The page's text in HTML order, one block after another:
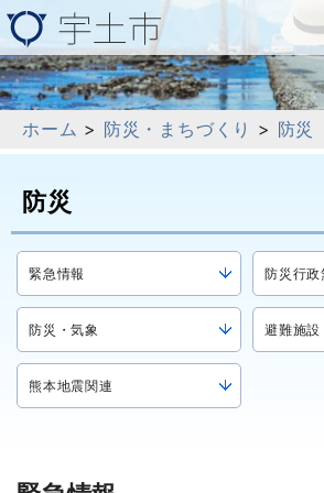
ホーム > 防災・まちづくり > 防災
防災
緊急情報 防災行
防災・気象 避難施
熊本地震関連